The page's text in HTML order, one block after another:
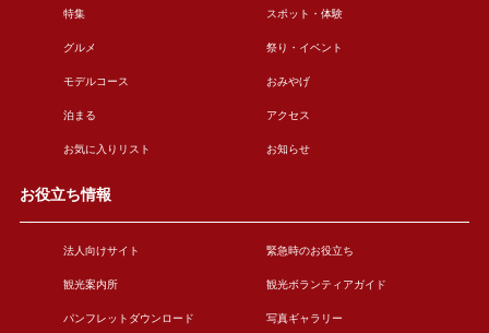
特集 スポット・体験
グルメ 祭り・イベント
モデルコース おみやげ
泊まる アクセス
お気に入りリスト お知らせ
お役立ち情報
法人向けサイト 緊急時のお役立ち
観光案内所 観光ボランティアガイド
パンフレットダウンロード 写真ギャラリー